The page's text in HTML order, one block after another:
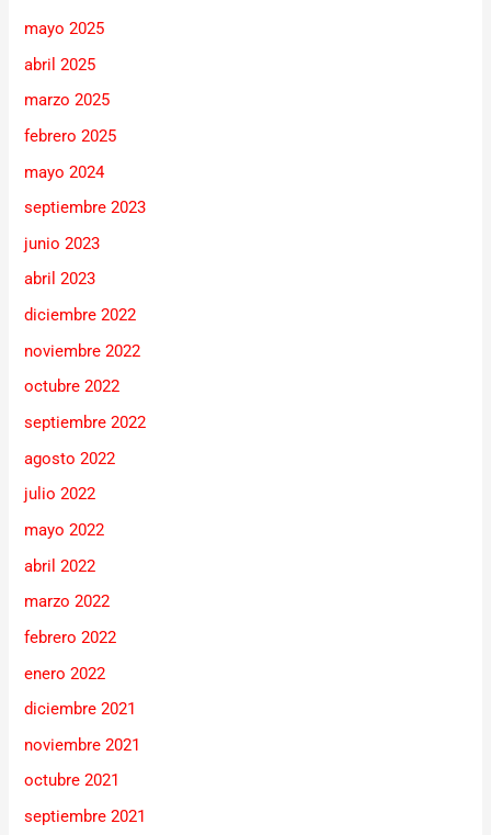
mayo 2025
abril 2025
marzo 2025
febrero 2025
mayo 2024
septiembre 2023
junio 2023
abril 2023
diciembre 2022
noviembre 2022
octubre 2022
septiembre 2022
agosto 2022
julio 2022
mayo 2022
abril 2022
marzo 2022
febrero 2022
enero 2022
diciembre 2021
noviembre 2021
octubre 2021
septiembre 2021